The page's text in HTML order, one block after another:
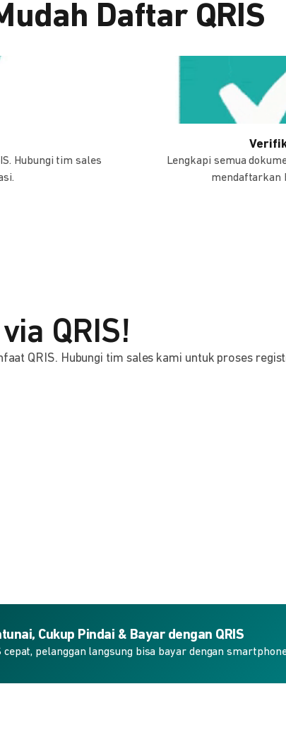
Daftar QRIS
Hubungi tim sales
Lengkapi semua
mendaftarkan
QRIS!
QRIS. Hubungi tim sales kami untuk proses
Cukup Pindai & Bayar dengan QRIS
cepat, pelanggan langsung bisa bayar dengan